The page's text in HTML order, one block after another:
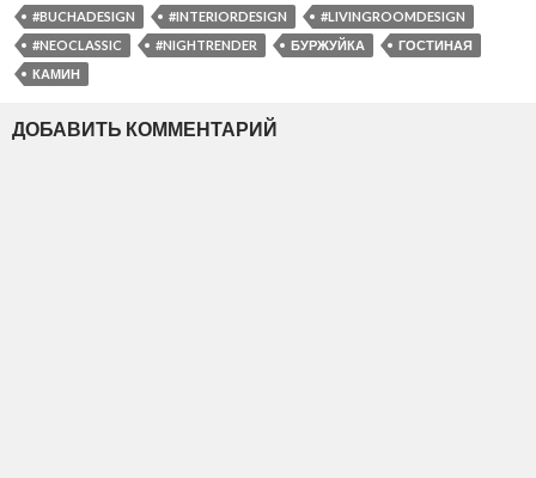
#BUCHADESIGN #INTERIORDESIGN
#LIVINGROOMDESIGN
#NEOCLASSIC
#NIGHTRENDER БУРЖУЙКА
ГОСТИНАЯ
КАМИН
ДОБАВИТЬ КОММЕНТАРИЙ